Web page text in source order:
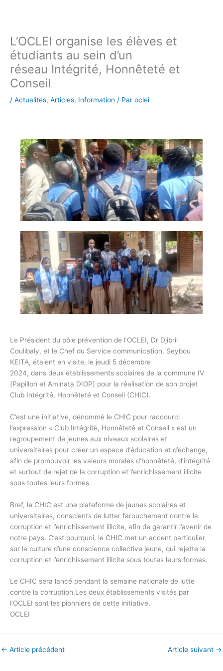
L’OCLEI organise les élèves et
étudiants au sein d’un
réseau Intégrité, Honnêteté et
Conseil
/ Actualités, Articles, Information / Par oclei
Le Président du pôle prévention de l’OCLEI, Dr Djibril
Coulibaly, et le Chef du Service communication, Seybou
KEITA, étaient en visite, le jeudi 5 décembre
2024, dans deux établissements scolaires de la commune IV
(Papillon et Aminata DIOP) pour la réalisation de son projet
Club Intégrité, Honnêteté et Conseil (CHIC).
C’est une initiative, dénommé le CHIC pour raccourci
l’expression « Club Intégrité, Honnêteté et Conseil » est un
regroupement de jeunes aux niveaux scolaires et
universitaires pour créer un espace d’éducation et d’échange,
afin de promouvoir les valeurs morales d’honnêteté, d’intégrité
et surtout de rejet de la corruption et l’enrichissement illicite
sous toutes leurs formes.
Bref, le CHIC est une plateforme de jeunes scolaires et
universitaires, conscients de lutter farouchement contre la
corruption et l’enrichissement illicite, afin de garantir l’avenir de
notre pays. C’est pourquoi, le CHIC met un accent particulier
sur la culture d’une conscience collective jeune, qui rejette la
corruption et l’enrichissement illicite sous toutes leurs formes.
Le CHIC sera lancé pendant la semaine nationale de lutte
contre la corruption.Les deux établissements visités par
l’OCLEI sont les pionniers de cette initiative.
OCLEI
← Article précédent Article suivant →